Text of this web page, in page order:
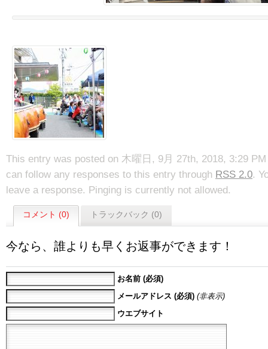
This entry was posted on 木曜日, 9月 27th, 2018, 3:29
can follow any responses to this entry through RSS 2.0.
leave a response. Pinging is currently not allowed.
コメント (0) トラックバック (0)
今なら、誰よりも早くお返事ができます！
お名前 (必須)
メールアドレス (必須) (非表示)
ウエブサイト